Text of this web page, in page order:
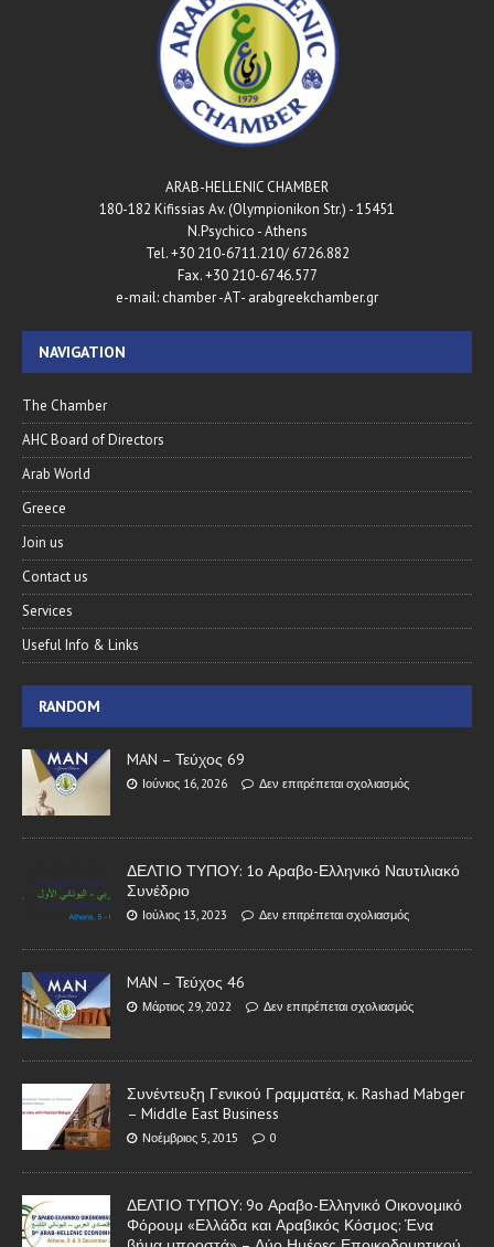
ARAB-HELLENIC CHAMBER
180-182 Kifissias Av. (Olympionikon Str.) - 15451
N.Psychico - Athens
Tel. +30 210-6711.210/ 6726.882
Fax. +30 210-6746.577
e-mail: chamber -AT- arabgreekchamber.gr
NAVIGATION
The Chamber
AHC Board of Directors
Arab World
Greece
Join us
Contact us
Services
Useful Info & Links
RANDOM
MAN – Τεύχος 69
Ιούνιος 16, 2026 Δεν επιτρέπεται σχολιασμός
ΔΕΛΤΙΟ ΤΥΠΟΥ: 1ο Αραβο-Ελληνικό Ναυτιλιακό
Συνέδριο
Ιούλιος 13, 2023 Δεν επιτρέπεται σχολιασμός
MAN – Τεύχος 46
Μάρτιος 29, 2022 Δεν επιτρέπεται σχολιασμός
Συνέντευξη Γενικού Γραμματέα, κ. Rashad Mabger
– Middle East Business
Νοέμβριος 5, 2015 0
ΔΕΛΤΙΟ ΤΥΠΟΥ: 9ο Αραβο-Ελληνικό Οικονομικό
Φόρουμ «Ελλάδα και Αραβικός Κόσμος: Ένα